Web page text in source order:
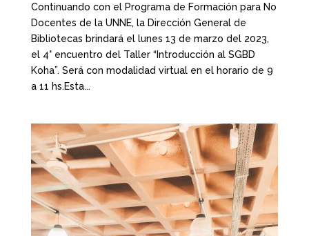
Continuando con el Programa de Formación para No
Docentes de la UNNE, la Dirección General de
Bibliotecas brindará el lunes 13 de marzo del 2023,
el 4° encuentro del Taller “Introducción al SGBD
Koha”. Será con modalidad virtual en el horario de 9
a 11 hs.Esta...